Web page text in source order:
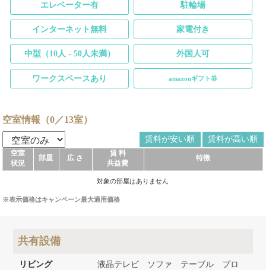
エレベーター有 駐輪場
インターネット無料 家電付き
中型（10人 - 50人未満） 外国人可
ワークスペースあり amazonギフト券
空室情報（0／13室）
賃料が安い順 賃料が高い順
空室
状況
部屋 広 さ
賃 料
共益費
特徴
対象の部屋はありません
※表示価格はキャンペーン最大適用価格
共有設備
リビング
液晶テレビ ソファ テーブル プロ